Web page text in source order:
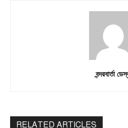
বন্দরবার্তা
RELATED ARTICLES